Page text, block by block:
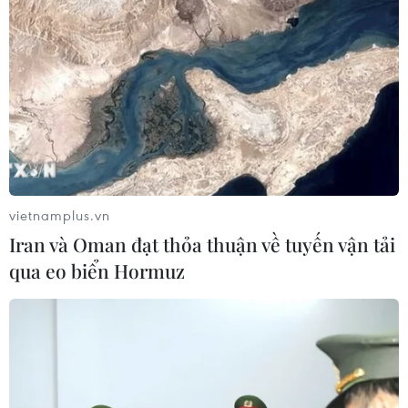
Những dấu ấn sáng tạo trong đêm
khai màn Vietnam International
Fashion Week 2026
19/06/2026 04:22
Các nhà thiết kế "nhá hàng" trước giờ
G tuần lễ thời trang quốc tế
18/06/2026 05:10
Adidas gặp sự cố hy hữu vì sức hút
vietnamplus.vn
Iran và Oman đạt thỏa thuận về tuyến vận tải
qua eo biển Hormuz